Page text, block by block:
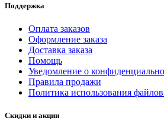
Поддержка
Оплата заказов
Оформление заказа
Доставка заказа
Помощь
Уведомление о
Правила продажи
Политика использования
Скидки и акции